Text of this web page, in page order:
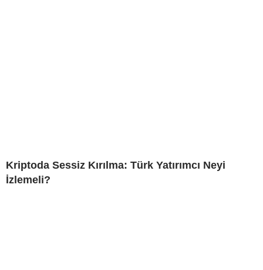
Kriptoda Sessiz Kırılma: Türk Yatırımcı Neyi
İzlemeli?